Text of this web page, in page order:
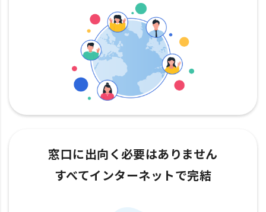
窓口に出向く必要はありません
すべてインターネットで完結